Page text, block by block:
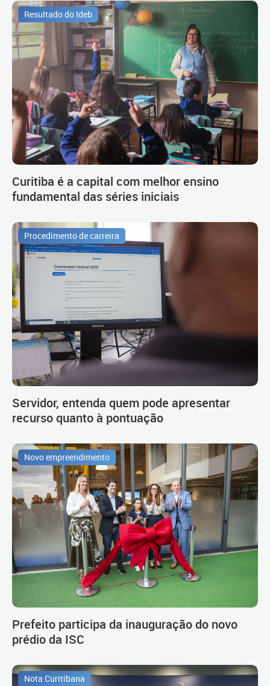
Resultado do Ideb
Curitiba é a capital com melhor ensino
fundamental das séries iniciais
Procedimento de carreira
Servidor, entenda quem pode apresentar
recurso quanto à pontuação
Novo empreendimento
Prefeito participa da inauguração do novo
prédio da ISC
Nota Curitibana